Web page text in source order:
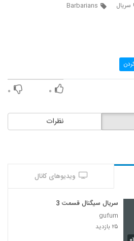
سریال
Barbarians
۰ ۰
نظرات
ویدیوهای کانال
سریال سیگنال قسمت 3
gufum
۲۵ بازدید